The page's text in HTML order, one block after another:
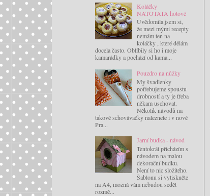
Koláčky
NATOTATA hotové
Uvědomila jsem si,
že mezi mými recepty
nemám ten na
koláčky , které dělám
docela často. Oblíbily si ho i moje
kamarádky a pochází od kama...
Pouzdro na nůžky
My švadlenky
potřebujeme spoustu
drobností a ty je třeba
někam uschovat.
Několik návodů na
takové schovávačky naleznete i v nové
Pra...
Jarní budka - návod
Tentokrát přicházím s
návodem na malou
dekorační budku.
Není to nic složitého.
Šablonu si vytiskněte
na A4, možná vám nebudou sedět
rozmě...